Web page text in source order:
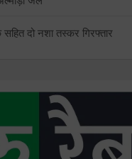
दो नशा तस्कर गिरफ्तार